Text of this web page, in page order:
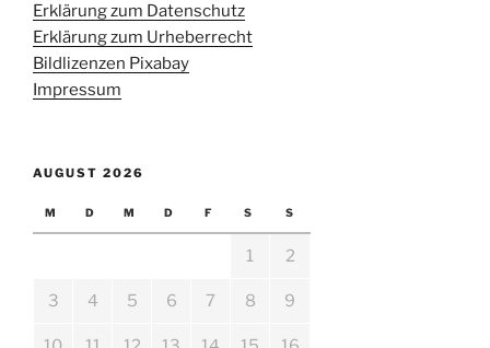
Erklärung zum Datenschutz
Erklärung zum Urheberrecht
Bildlizenzen Pixabay
Impressum
AUGUST 2026
M D M D F S S
1 2
3 4 5 6 7 8 9